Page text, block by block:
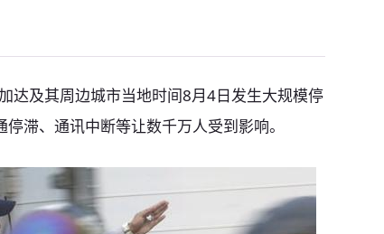
达及其周边城市当地时间8月4日发生大规模停
滞、通讯中断等让数千万人受到影响。